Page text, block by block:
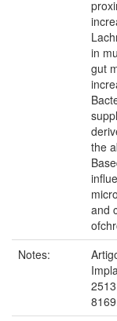
in
gut
the
and
Notes: